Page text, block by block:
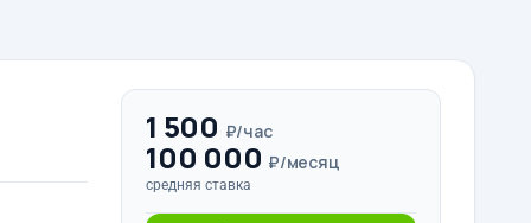
1 500 ₽/час
100 000 ₽/месяц
средняя ставка